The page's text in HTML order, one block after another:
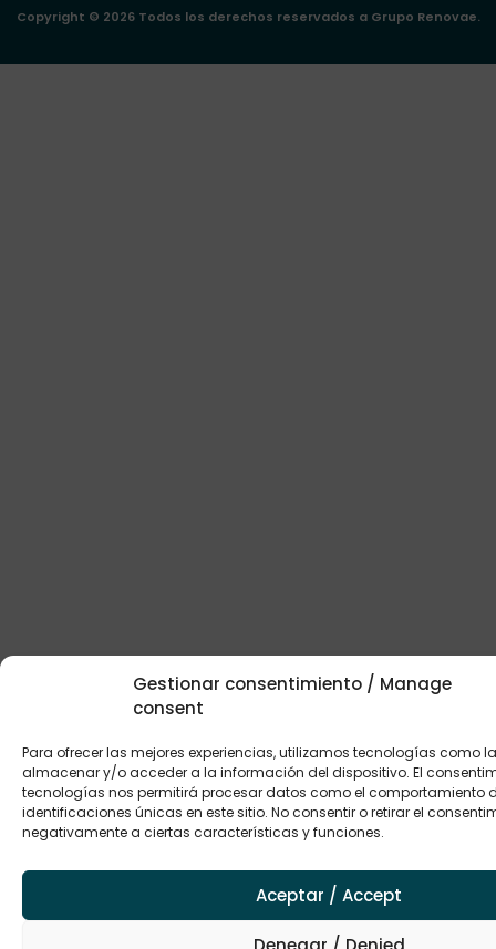
Gestionar consentimiento / Manage
consent
Para ofrecer las mejores experiencias, utilizamos tecnologías como
almacenar y/o acceder a la información del dispositivo. El
tecnologías nos permitirá procesar datos como el comportamiento
identificaciones únicas en este sitio. No consentir o retirar el
negativamente a ciertas características y funciones.
Aceptar / Accept
m
Copyright © 2026 Todos los derechos reservados a Grupo Renovae.